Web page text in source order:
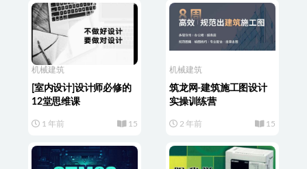
机械建筑
[室内设计]设计师必修的
12堂思维课
1 年前 15
机械建筑
筑龙网-建筑施工图设计
实操训练营
2 年前 15